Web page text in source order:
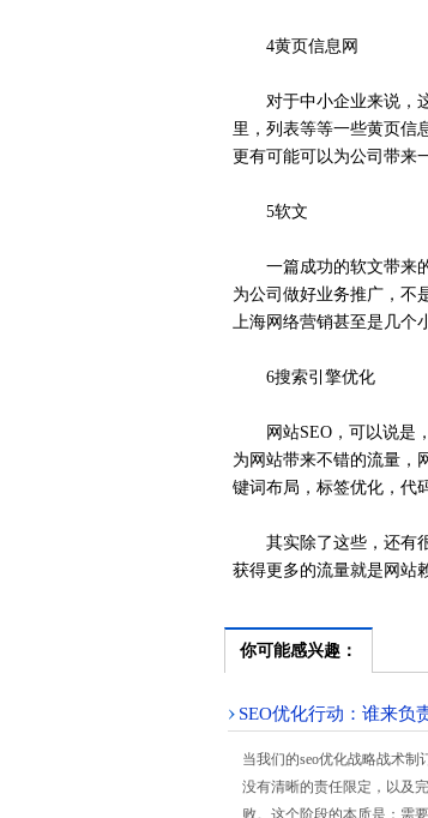
4黄页信息网
对于中小企业来说，这
里，列表等等一些黄页信
更有可能可以为公司带来
5软文
一篇成功的软文带来的
为公司做好业务推广，不
上海网络营销甚至是几个
6搜索引擎优化
网站SEO，可以说是，
为网站带来不错的流量，
键词布局，标签优化，代
其实除了这些，还有很
获得更多的流量就是网站
你可能感兴趣：
SEO优化行动：谁来负
当我们的seo优化战略战术
没有清晰的责任限定，以及
败。这个阶段的本质是：需